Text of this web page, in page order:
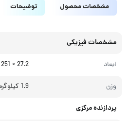
مشخصات محصول توضیحات
مشخصات فیزیکی
ابعاد 27.2 × 251 × 381 میلی‌ متر
وزن 1.9 کیلوگرم
پردازنده مرکزی